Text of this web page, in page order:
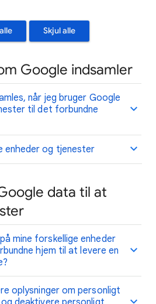
Skjul alle
Google indsamler
når jeg bruger Google
til det forbundne
enheder og tjenester
data til at
mine forskellige enheder
hjem til at levere en
oplysninger om personligt